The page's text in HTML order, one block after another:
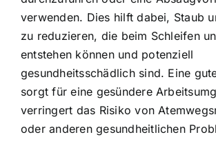
verwenden. Dies hilft dabei, Staub
zu reduzieren, die beim Schleifen
entstehen können und potenziell
gesundheitsschädlich sind. Eine
sorgt für eine gesündere
verringert das Risiko von
oder anderen gesundheitlichen